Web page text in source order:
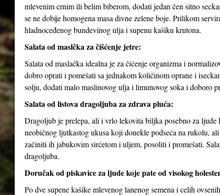
mlevenim crnim ili belim biberom, dodati jedan čen sitno
se ne dobije homogena masa divne zelene boje. Prilikom
hladnoceđenog bundevinog ulja i supenu kašiku krutona.
Salata od maslčka za čišćenje jetre:
Salata od maslačka idealna je za čićenje organizma i
dobro oprati i pomešati sa jednakom količinom oprane i
solju, dodati malo maslinovog ulja i limunovog soka i doboro
Salata od listova dragoljuba za zdrava pluća:
Dragoljub je prelepa, ali i vrlo lekovita biljka posebno za
neobičnog ljutkastog ukusa koji donekle podseća na rukolu,
začiniti ih jabukovim sirćetom i uljem, posoliti i promešati.
dragoljuba.
Doručak od piskavice za ljude koje pate od visokog
Po dve supene kašike mlevenog lanenog semena i celih